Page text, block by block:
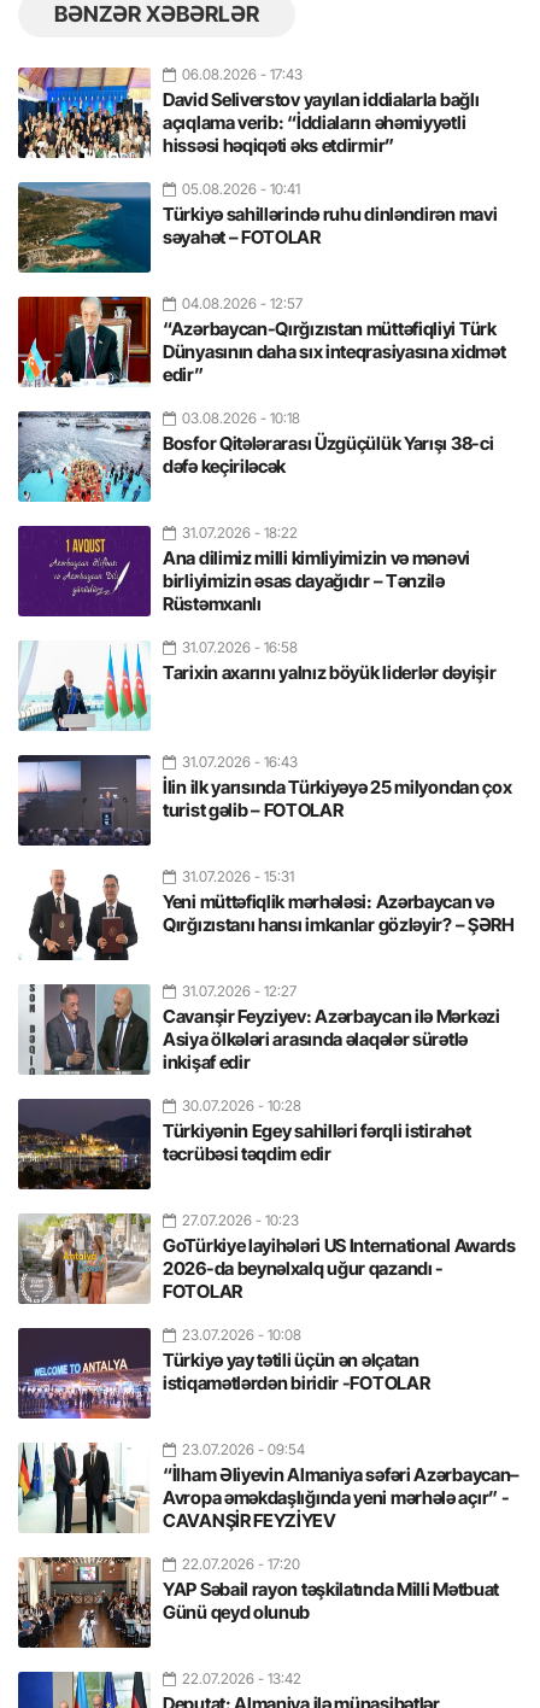
BƏNZƏR XƏBƏRLƏR
06.08.2026 - 17:43
David Seliverstov yayılan iddialarla bağlı
açıqlama verib: “İddiaların əhəmiyyətli
hissəsi həqiqəti əks etdirmir”
05.08.2026 - 10:41
Türkiyə sahillərində ruhu dinləndirən mavi
səyahət – FOTOLAR
04.08.2026 - 12:57
“Azərbaycan-Qırğızıstan müttəfiqliyi Türk
Dünyasının daha sıx inteqrasiyasına xidmət
edir”
03.08.2026 - 10:18
Bosfor Qitələrarası Üzgüçülük Yarışı 38-ci
dəfə keçiriləcək
31.07.2026 - 18:22
Ana dilimiz milli kimliyimizin və mənəvi
birliyimizin əsas dayağıdır – Tənzilə
Rüstəmxanlı
31.07.2026 - 16:58
Tarixin axarını yalnız böyük liderlər dəyişir
31.07.2026 - 16:43
İlin ilk yarısında Türkiyəyə 25 milyondan çox
turist gəlib – FOTOLAR
31.07.2026 - 15:31
Yeni müttəfiqlik mərhələsi: Azərbaycan və
Qırğızıstanı hansı imkanlar gözləyir? – ŞƏRH
31.07.2026 - 12:27
Cavanşir Feyziyev: Azərbaycan ilə Mərkəzi
Asiya ölkələri arasında əlaqələr sürətlə
inkişaf edir
30.07.2026 - 10:28
Türkiyənin Egey sahilləri fərqli istirahət
təcrübəsi təqdim edir
27.07.2026 - 10:23
GoTürkiye layihələri US International Awards
2026-da beynəlxalq uğur qazandı -
FOTOLAR
23.07.2026 - 10:08
Türkiyə yay tətili üçün ən əlçatan
istiqamətlərdən biridir -FOTOLAR
23.07.2026 - 09:54
“İlham Əliyevin Almaniya səfəri Azərbaycan–
Avropa əməkdaşlığında yeni mərhələ açır” -
CAVANŞİR FEYZİYEV
22.07.2026 - 17:20
YAP Səbail rayon təşkilatında Milli Mətbuat
Günü qeyd olunub
22.07.2026 - 13:42